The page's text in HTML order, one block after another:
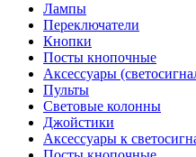
Лампы
Переключатели
Кнопки
Посты кнопочные
Аксессуары
Пульты
Световые колонны
Джойстики
Аксессуары к